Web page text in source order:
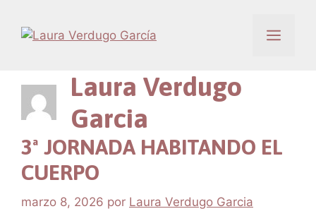
contenido
Menú
Laura Verdugo
Garcia
3ª JORNADA HABITANDO EL
CUERPO
marzo 8, 2026 por Laura Verdugo Garcia